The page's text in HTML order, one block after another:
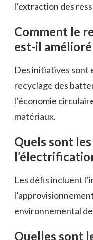
l’extraction des
Comment le
est-il amélioré
Des initiatives sont
recyclage des
l’économie
matériaux.
Quels sont
Les défis incluent
environnemental
Quelles sont